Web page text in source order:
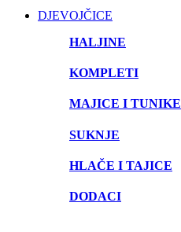
DJEVOJČICE
HALJINE
KOMPLETI
MAJICE I TUNIKE
SUKNJE
HLAČE I TAJICE
DODACI